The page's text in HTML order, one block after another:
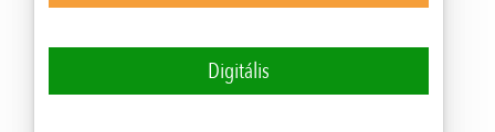
Digitális